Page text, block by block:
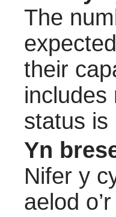
The
their
includes
status is
Yn
Nifer y
aelod